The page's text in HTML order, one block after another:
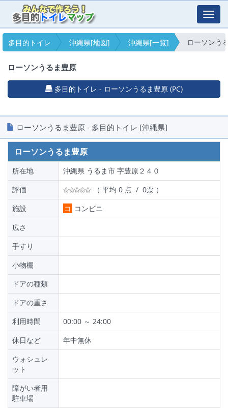
多目的トイレ
沖縄県[地図] 沖縄県[一覧] ローソンう
ローソンうるま豊原
多目的トイレ - ローソンうるま豊原 (PC)
ローソンうるま豊原 - 多目的トイレ [沖縄県]
ローソンうるま豊原
所在地
沖縄県 うるま市 字豊原２４０
評価
（ 平均 0 点 / 0票 ）
施設
コ コンビニ
広さ
手すり
小物棚
ドアの種類
ドアの重さ
利用時間
00:00 ～ 24:00
休日など
年中無休
ウォシュレ
ット
障がい者用
駐車場